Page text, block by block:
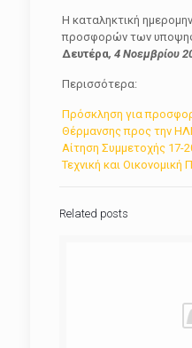
Η καταληκτική
προσφορών των
Δευτέρα, 4Νοεμβρίου
Περισσότερα:
Πρόσκληση για
Θέρμανσης προς την
Αίτηση Συμμετοχής 17-
Τεχνική και
Related posts